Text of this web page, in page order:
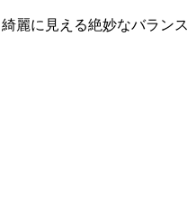
麗に見える絶妙なバランス